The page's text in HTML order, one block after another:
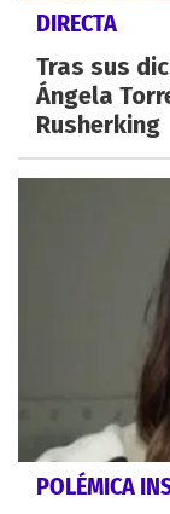
DIRECTA
Tras sus
Ángela
Rusherking
POLÉMICA